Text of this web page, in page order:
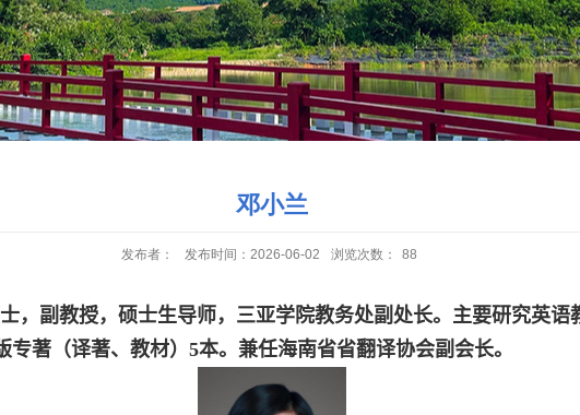
邓小兰
发布者： 发布时间：2026-06-02 浏览次数： 88
，副教授，硕士生导师，三亚学院教务处副处长。主要研究英
专著（译著、教材） 5本。兼任海南省省翻译协会副会长。